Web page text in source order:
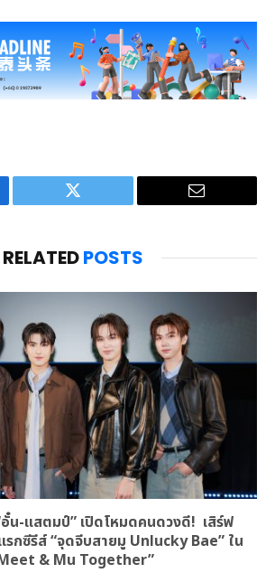
Twitter Email
RELATEDPOSTS
อั๋น-แสตมป์” เปิดโหมดคนดวงดี! เสิร์ฟ
กซีรีส์ “จุดจีบสายมู Unlucky Bae” ใน
& Mu Together”